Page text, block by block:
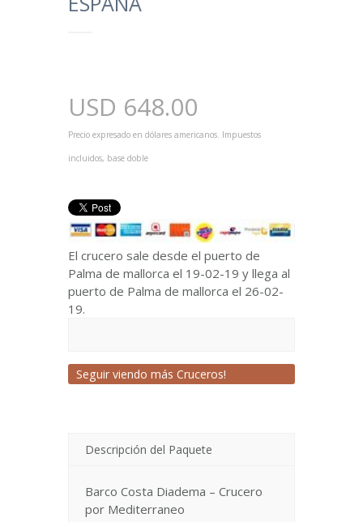
USD 648.00
Precio expresado en dólares americanos. Impuestos
incluidos, base doble
El crucero sale desde el puerto de
Palma de mallorca el 19-02-19 y llega al
puerto de Palma de mallorca el 26-02-
19.
Seguir viendo más Cruceros!
Descripción del Paquete
Barco Costa Diadema – Crucero
por Mediterraneo